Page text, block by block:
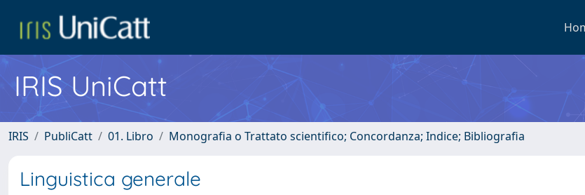
IRIS UniCatt
IRIS PubliCatt 01. Libro Monografia o Trattato scientifico; Concordanza; Indice; Bibliografia
Linguistica generale